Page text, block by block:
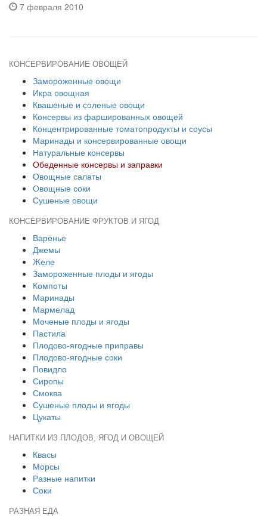
7 февраля 2010
КОНСЕРВИРОВАНИЕ ОВОЩЕЙ
Замороженные овощи
Икра овощная
Квашеные и соленые овощи
Консервы из фаршированных овощей
Концентрированные томатопродукты и соусы
Маринады и консервированные овощи
Натуральные консервы
Обеденные консервы и заправки
Овощные салаты
Овощные соки
Сушеные овощи
КОНСЕРВИРОВАНИЕ ФРУКТОВ И ЯГОД
Варенье
Джемы
Желе
Замороженные плоды и ягоды
Компоты
Маринады
Мармелад
Моченые плоды и ягоды
Пастила
Плодово-ягодные приправы
Плодово-ягодные соки
Повидло
Сиропы
Смоква
Сушеные плоды и ягоды
Цукаты
НАПИТКИ ИЗ ПЛОДОВ, ЯГОД И ОВОЩЕЙ
Квасы
Морсы
Разные напитки
Соки
РАЗНАЯ ЕДА